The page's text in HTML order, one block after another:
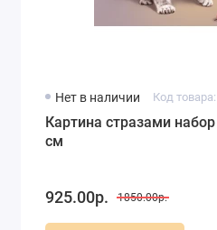
Нет в наличии Код
Картина стразами
см
925.00р. 1850.00р.